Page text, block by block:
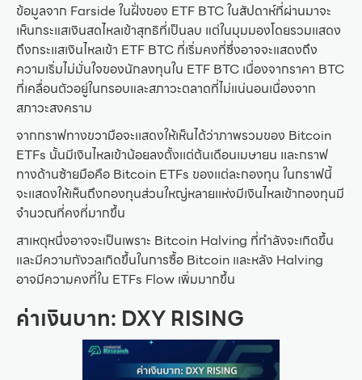
ข้อมูลจาก Farside ในฝั่งของ ETF BTC ในสัปดาห์ที่ผ่านมาจะ
เห็นกระแสเงินสดไหลเข้าสุทธิที่เป็นลบ แต่ในมุมมองโดยรวมแสดง
ถึงกระแสเงินไหลเข้า ETF BTC ที่เริ่มคงที่ซึ่งอาจจะแสดงถึง
ความเริ่มไม่มั่นใจของนักลงทุนใน ETF BTC เนื่องจากราคา BTC
ที่เคลื่อนตัวอยู่ในกรอบและสภาวะตลาดที่ไม่แน่นอนเนื่องจาก
สภาวะสงคราม
จากกราฟทางขวามือจะเเสดงให้เห็นได้ว่าภาพรวมของ Bitcoin
ETFs นั้นมีเงินไหลเข้าน้อยลงตั้งเเต่ต้นเดือนเมษายน เเละกราฟ
ทางด้านซ้ายมือคือ Bitcoin ETFs ของเเต่ละกองทุน ในกราฟนี้
จะเเสดงให้เห็นถึงกองทุนส่วนใหญ่หลายเเห่งมีเงินไหลเข้ากองทุนมี
จำนวณที่คงที่มากขึ้น
สาเหตุหนึ่งอาจจะเป็นเพราะ Bitcoin Halving ที่กำลังจะเกิดขึ้น
และมีความกังวลเกิดขึ้นในการซื้อ Bitcoin และหลัง Halving
อาจมีความคงที่ใน ETFs Flow เพิ่มมากขึ้น
ค่าเงินบาท: DXY RISING